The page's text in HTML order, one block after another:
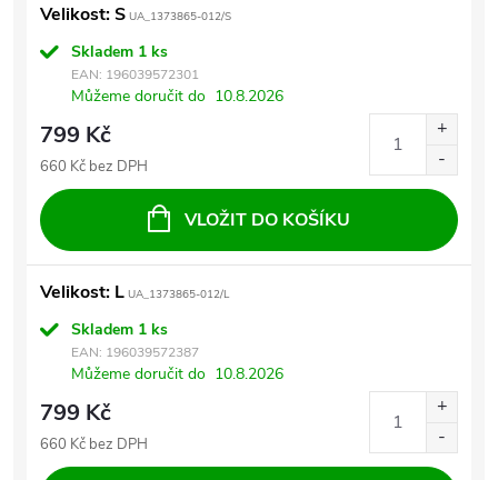
Velikost: S UA_1373865-012/S
Skladem 1 ks
EAN: 196039572301
Můžeme doručit do 10.8.2026
799 Kč
660 Kč bez DPH
VLOŽIT DO KOŠÍKU
Velikost: L UA_1373865-012/L
Skladem 1 ks
EAN: 196039572387
Můžeme doručit do 10.8.2026
799 Kč
660 Kč bez DPH